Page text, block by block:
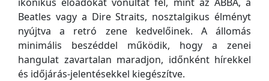
Beatles vagy a Dire Straits, nosztalgikus élményt
nyújtva a retró zene kedvelőinek. A állomás
minimális beszéddel működik, hogy a zenei
hangulat zavartalan maradjon, időnként hírekkel
és időjárás-jelentésekkel kiegészítve.